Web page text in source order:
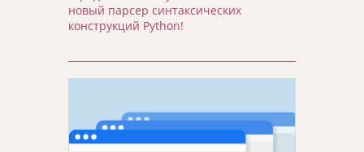
новый парсер синтаксических
конструкций Python!